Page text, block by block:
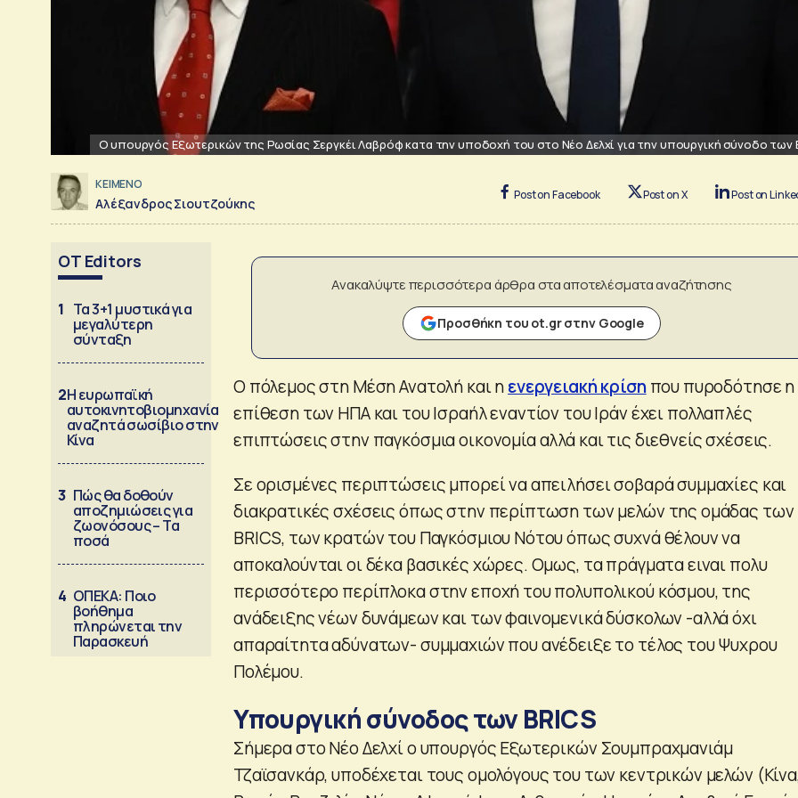
Ο υπουργός Εξωτερικών της Ρωσίας Σεργκέι Λαβρόφ κατα την υποδοχή του στο Νέο Δελχί για την υπουργική σύνοδο των
ΚΕΙΜΕΝΟ
Αλέξανδρος Σιουτζούκης
Post on Facebook Post on X Post on
OT Editors
1 Τα 3+1 μυστικά για
μεγαλύτερη
σύνταξη
2Η ευρωπαϊκή
αυτοκινητοβιομηχανία
αναζητά σωσίβιο στην
Κίνα
3 Πώς θα δοθούν
αποζημιώσεις για
ζωονόσους – Τα
ποσά
4 ΟΠΕΚΑ: Ποιο
βοήθημα
πληρώνεται την
Παρασκευή
Ανακαλύψτε περισσότερα άρθρα στα αποτελέσματα αναζήτησης
Προσθήκη του ot.gr στην Google
Ο πόλεμος στη Μέση Ανατολή και ηενεργειακή κρίσηπου πυροδότησε η
επίθεση των ΗΠΑ και του Ισραήλ εναντίον του Ιράν έχει πολλαπλές
επιπτώσεις στην παγκόσμια οικονομία αλλά και τις διεθνείς σχέσεις.
Σε ορισμένες περιπτώσεις μπορεί να απειλήσει σοβαρά συμμαχίες και
διακρατικές σχέσεις όπως στην περίπτωση των μελών της ομάδας των
BRICS, των κρατών του Παγκόσμιου Νότου όπως συχνά θέλουν να
αποκαλούνται οι δέκα βασικές χώρες. Ομως, τα πράγματα ειναι πολυ
περισσότερο περίπλοκα στην εποχή του πολυπολικού κόσμου, της
ανάδειξης νέων δυνάμεων και των φαινομενικά δύσκολων -αλλά όχι
απαραίτητα αδύνατων- συμμαχιών που ανέδειξε το τέλος του Ψυχρου
Πολέμου.
Υπουργική σύνοδος των BRICS
Σήμερα στο Νέο Δελχί ο υπουργός Εξωτερικών Σουμπραχμανιάμ
Τζαϊσανκάρ, υποδέχεται τους ομολόγους του των κεντρικών μελών